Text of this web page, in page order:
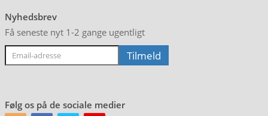
Nyhedsbrev
Få seneste nyt 1-2 gange ugentligt
Følg os på de sociale medier